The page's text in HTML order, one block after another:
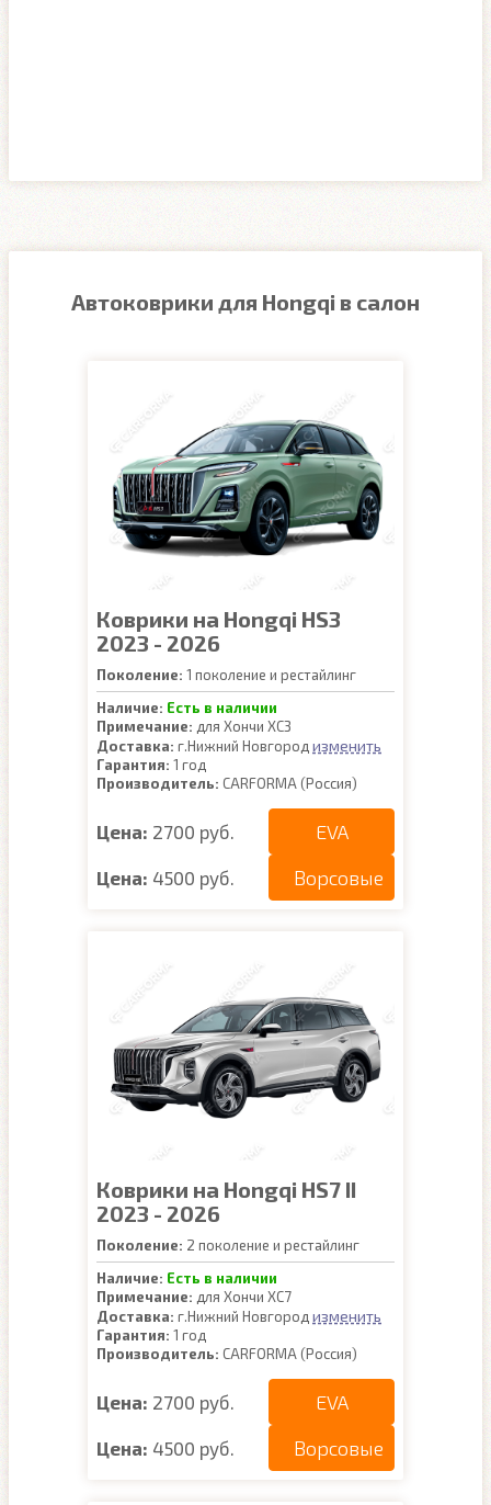
Автоковрики для Hongqi в салон
Коврики на Hongqi HS3
2023 - 2026
Поколение: 1 поколение и рестайлинг
Наличие: Есть в наличии
Примечание: для Хончи ХС3
Доставка: г.Нижний Новгород изменить
Гарантия: 1 год
Производитель: CARFORMA (Россия)
Цена: 2700 руб. EVA
Цена: 4500 руб. Ворсовые
Коврики на Hongqi HS7 II
2023 - 2026
Поколение: 2 поколение и рестайлинг
Наличие: Есть в наличии
Примечание: для Хончи ХС7
Доставка: г.Нижний Новгород изменить
Гарантия: 1 год
Производитель: CARFORMA (Россия)
Цена: 2700 руб. EVA
Цена: 4500 руб. Ворсовые